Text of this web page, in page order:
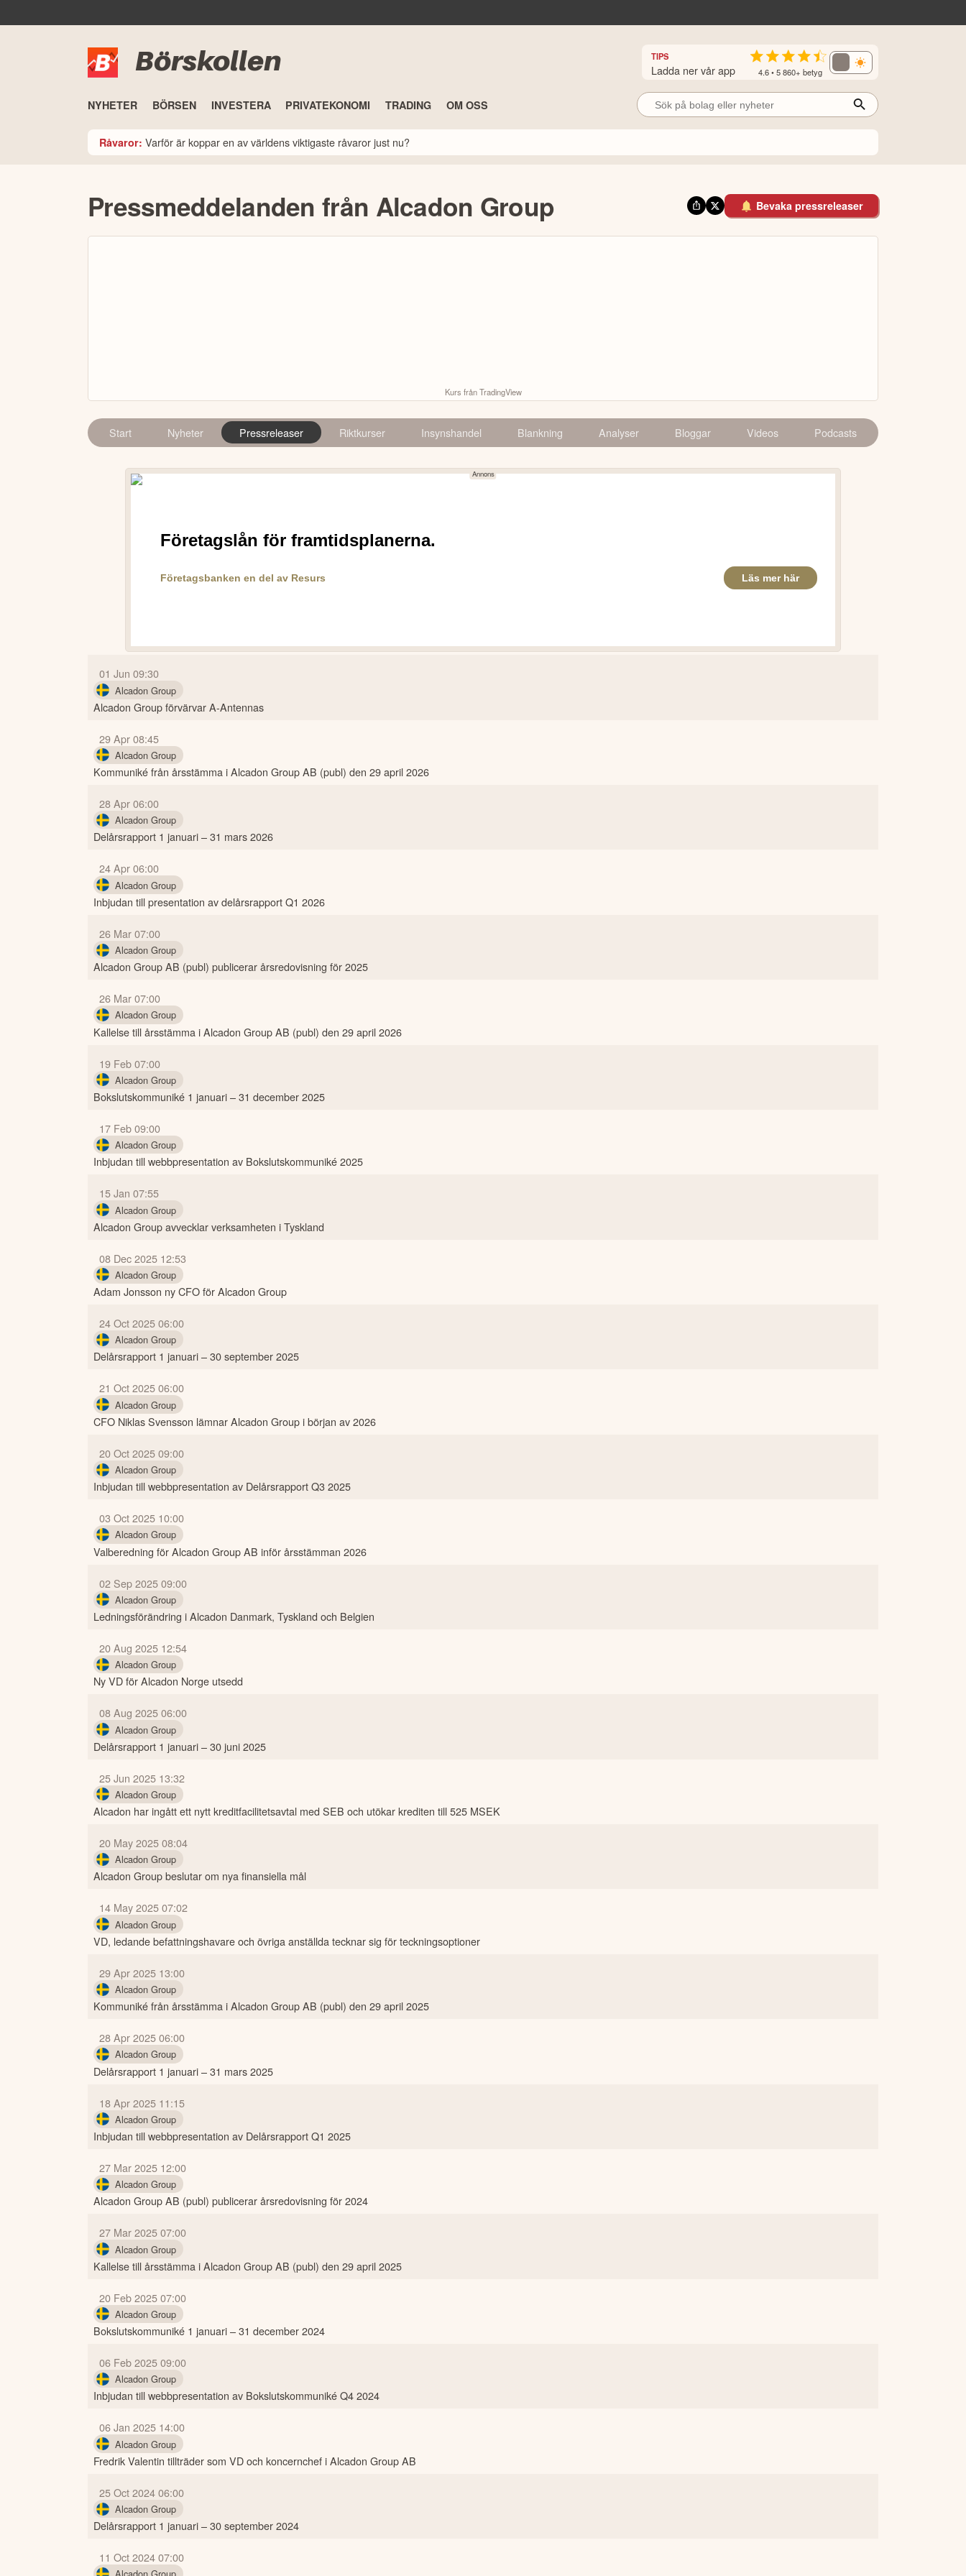
Börskollen TIPS
Ladda ner vår app 4.6 • 5 860+ betyg
NYHETER BÖRSEN INVESTERA PRIVATEKONOMI TRADING OM OSS
Råvaror: Varför är koppar en av världens viktigaste råvaror just nu?
Pressmeddelanden från Alcadon Group Bevaka pressreleaser
Kurs från TradingView
Start Nyheter Pressreleaser Riktkurser Insynshandel Blankning Analyser Bloggar Videos Podcasts
01 Jun 09:30
Alcadon Group
Alcadon Group förvärvar A-Antennas
29 Apr 08:45
Alcadon Group
Kommuniké från årsstämma i Alcadon Group AB (publ) den 29 april 2026
28 Apr 06:00
Alcadon Group
Delårsrapport 1 januari – 31 mars 2026
24 Apr 06:00
Alcadon Group
Inbjudan till presentation av delårsrapport Q1 2026
26 Mar 07:00
Alcadon Group
Alcadon Group AB (publ) publicerar årsredovisning för 2025
26 Mar 07:00
Alcadon Group
Kallelse till årsstämma i Alcadon Group AB (publ) den 29 april 2026
19 Feb 07:00
Alcadon Group
Bokslutskommuniké 1 januari – 31 december 2025
17 Feb 09:00
Alcadon Group
Inbjudan till webbpresentation av Bokslutskommuniké 2025
15 Jan 07:55
Alcadon Group
Alcadon Group avvecklar verksamheten i Tyskland
08 Dec 2025 12:53
Alcadon Group
Adam Jonsson ny CFO för Alcadon Group
24 Oct 2025 06:00
Alcadon Group
Delårsrapport 1 januari – 30 september 2025
21 Oct 2025 06:00
Alcadon Group
CFO Niklas Svensson lämnar Alcadon Group i början av 2026
20 Oct 2025 09:00
Alcadon Group
Inbjudan till webbpresentation av Delårsrapport Q3 2025
03 Oct 2025 10:00
Alcadon Group
Valberedning för Alcadon Group AB inför årsstämman 2026
02 Sep 2025 09:00
Alcadon Group
Ledningsförändring i Alcadon Danmark, Tyskland och Belgien
20 Aug 2025 12:54
Alcadon Group
Ny VD för Alcadon Norge utsedd
08 Aug 2025 06:00
Alcadon Group
Delårsrapport 1 januari – 30 juni 2025
25 Jun 2025 13:32
Alcadon Group
Alcadon har ingått ett nytt kreditfacilitetsavtal med SEB och utökar krediten till 525 MSEK
20 May 2025 08:04
Alcadon Group
Alcadon Group beslutar om nya finansiella mål
14 May 2025 07:02
Alcadon Group
VD, ledande befattningshavare och övriga anställda tecknar sig för teckningsoptioner
29 Apr 2025 13:00
Alcadon Group
Kommuniké från årsstämma i Alcadon Group AB (publ) den 29 april 2025
28 Apr 2025 06:00
Alcadon Group
Delårsrapport 1 januari – 31 mars 2025
18 Apr 2025 11:15
Alcadon Group
Inbjudan till webbpresentation av Delårsrapport Q1 2025
27 Mar 2025 12:00
Alcadon Group
Alcadon Group AB (publ) publicerar årsredovisning för 2024
27 Mar 2025 07:00
Alcadon Group
Kallelse till årsstämma i Alcadon Group AB (publ) den 29 april 2025
20 Feb 2025 07:00
Alcadon Group
Bokslutskommuniké 1 januari – 31 december 2024
06 Feb 2025 09:00
Alcadon Group
Inbjudan till webbpresentation av Bokslutskommuniké Q4 2024
06 Jan 2025 14:00
Alcadon Group
Fredrik Valentin tillträder som VD och koncernchef i Alcadon Group AB
25 Oct 2024 06:00
Alcadon Group
Delårsrapport 1 januari – 30 september 2024
11 Oct 2024 07:00